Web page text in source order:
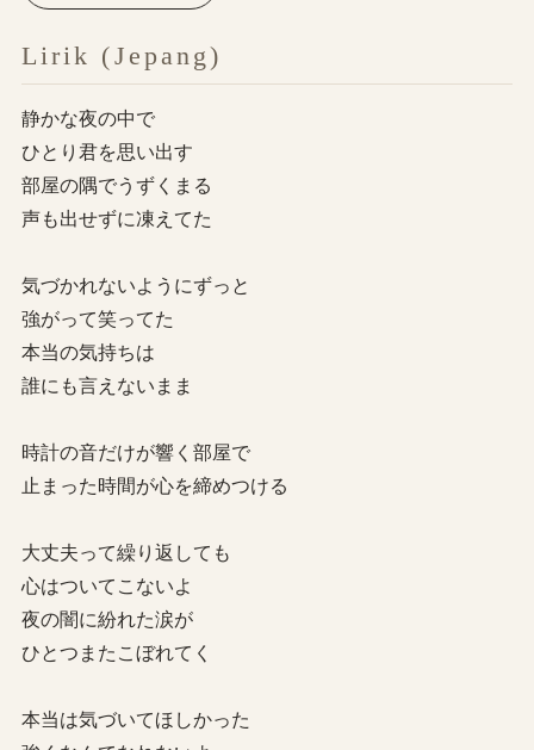
Lirik (Jepang)
静かな夜の中で
ひとり君を思い出す
部屋の隅でうずくまる
声も出せずに凍えてた
気づかれないようにずっと
強がって笑ってた
本当の気持ちは
誰にも言えないまま
時計の音だけが響く部屋で
止まった時間が心を締めつける
大丈夫って繰り返しても
心はついてこないよ
夜の闇に紛れた涙が
ひとつまたこぼれてく
本当は気づいてほしかった